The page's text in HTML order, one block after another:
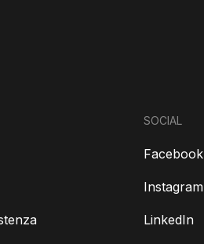
SOCIAL
Facebook
Instagram
LinkedIn